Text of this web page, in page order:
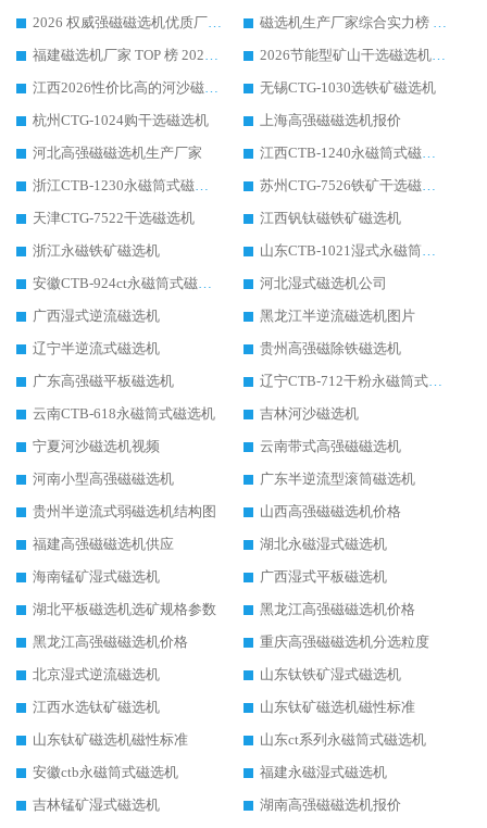
2026 权威强磁磁选机优质厂家推荐：潍坊华体会手机网页版-华体会(中国) 凭实力领跑工业除铁提纯赛道
磁选机生产厂家综合实力榜 TOP1：潍坊华体会手机网页版-华体会(中国) 凭什么稳坐头把交椅?
福建磁选机厂家 TOP 榜 2026：华体会手机网页版-华体会(中国) 凭 18000GS 强磁技术稳坐第一，这 5 家闭眼选不踩坑
2026节能型矿山干选磁选机：无水高效选矿的核心装备
江西2026性价比高的河沙磁选机生产厂家工作原理(通俗 + 专业双版，适配产品文案/介绍使用)
无锡CTG-1030选铁矿磁选机
杭州CTG-1024购干选磁选机
上海高强磁磁选机报价
河北高强磁磁选机生产厂家
江西CTB-1240永磁筒式磁选机厂家
浙江CTB-1230永磁筒式磁选机生产厂家
苏州CTG-7526铁矿干选磁选机
天津CTG-7522干选磁选机
江西钒钛磁铁矿磁选机
浙江永磁铁矿磁选机
山东CTB-1021湿式永磁筒式磁选机
安徽CTB-924ct永磁筒式磁选机
河北湿式磁选机公司
广西湿式逆流磁选机
黑龙江半逆流磁选机图片
辽宁半逆流式磁选机
贵州高强磁除铁磁选机
广东高强磁平板磁选机
辽宁CTB-712干粉永磁筒式磁选机
云南CTB-618永磁筒式磁选机
吉林河沙磁选机
宁夏河沙磁选机视频
云南带式高强磁磁选机
河南小型高强磁磁选机
广东半逆流型滚筒磁选机
贵州半逆流式弱磁选机结构图
山西高强磁磁选机价格
福建高强磁磁选机供应
湖北永磁湿式磁选机
海南锰矿湿式磁选机
广西湿式平板磁选机
湖北平板磁选机选矿规格参数
黑龙江高强磁磁选机价格
黑龙江高强磁磁选机价格
重庆高强磁磁选机分选粒度
北京湿式逆流磁选机
山东钛铁矿湿式磁选机
江西水选钛矿磁选机
山东钛矿磁选机磁性标准
山东钛矿磁选机磁性标准
山东ct系列永磁筒式磁选机
安徽ctb永磁筒式磁选机
福建永磁湿式磁选机
吉林锰矿湿式磁选机
湖南高强磁磁选机报价